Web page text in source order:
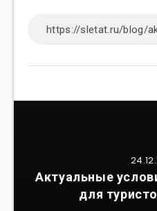
Актуальные
для